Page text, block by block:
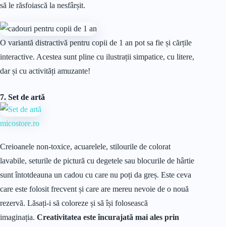
să le răsfoiască la nesfârșit.
O variantă distractivă pentru copii de 1 an pot sa fie și cărțile
interactive. Acestea sunt pline cu ilustrații simpatice, cu litere,
dar și cu activități amuzante!
7. Set de artă
micostore.ro
Creioanele non-toxice, acuarelele, stilourile de colorat
lavabile, seturile de pictură cu degetele sau blocurile de hârtie
sunt întotdeauna un cadou cu care nu poți da greș. Este ceva
care este folosit frecvent și care are mereu nevoie de o nouă
rezervă. Lăsați-i să coloreze și să își folosească
imaginația. Creativitatea este încurajată mai ales prin